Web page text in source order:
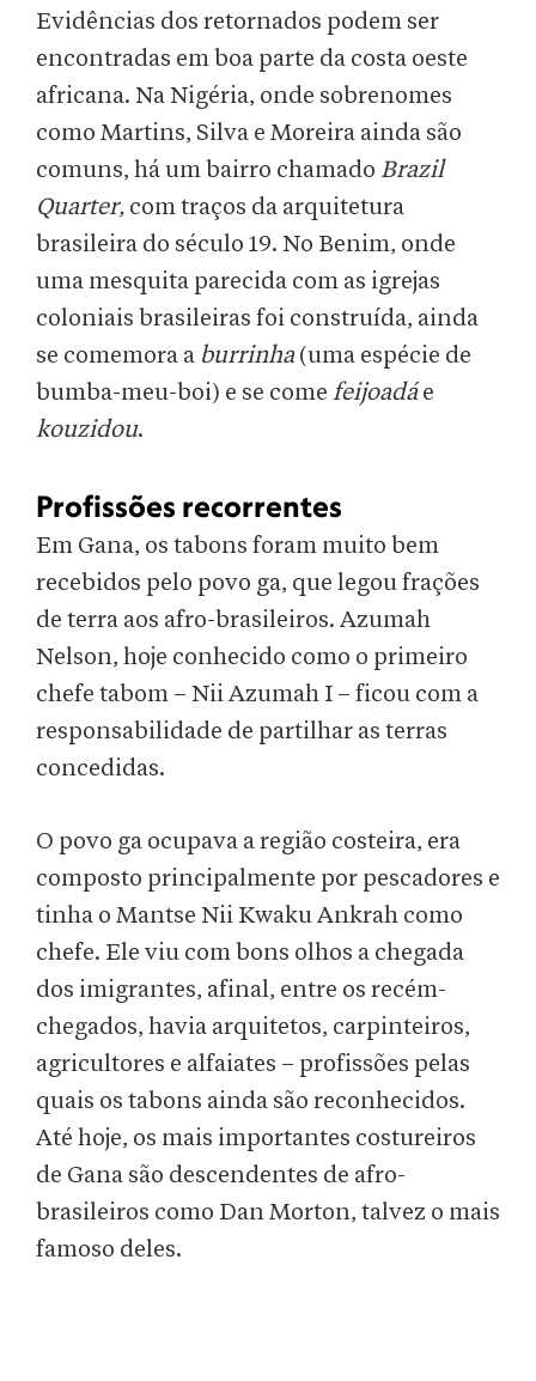
Evidências dos retornados podem ser
encontradas em boa parte da costa oeste
africana. Na Nigéria, onde sobrenomes
como Martins, Silva e Moreira ainda são
comuns, há um bairro chamado Brazil
Quarter, com traços da arquitetura
brasileira do século 19. No Benim, onde
uma mesquita parecida com as igrejas
coloniais brasileiras foi construída, ainda
se comemora a burrinha (uma espécie de
bumba-meu-boi) e se come feijoadá e
kouzidou.
Profissões recorrentes
Em Gana, os tabons foram muito bem
recebidos pelo povo ga, que legou frações
de terra aos afro-brasileiros. Azumah
Nelson, hoje conhecido como o primeiro
chefe tabom – Nii Azumah I – ficou com a
responsabilidade de partilhar as terras
concedidas.
O povo ga ocupava a região costeira, era
composto principalmente por pescadores e
tinha o Mantse Nii Kwaku Ankrah como
chefe. Ele viu com bons olhos a chegada
dos imigrantes, afinal, entre os recém-
chegados, havia arquitetos, carpinteiros,
agricultores e alfaiates – profissões pelas
quais os tabons ainda são reconhecidos.
Até hoje, os mais importantes costureiros
de Gana são descendentes de afro-
brasileiros como Dan Morton, talvez o mais
famoso deles.